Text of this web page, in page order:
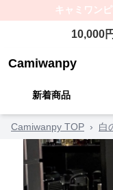
キャミワン
10,000
Camiwanpy
新着商品
Camiwanpy TOP › 白